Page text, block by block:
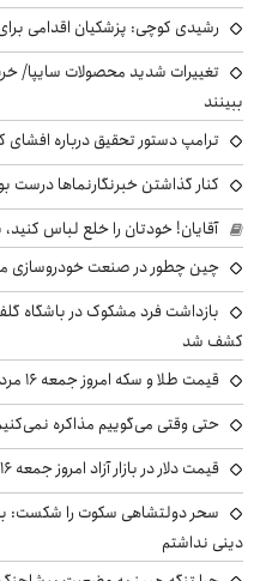
رشیدی کوچی: پزشکیان اقدامی
ببینند
ترامپ دستور تحقیق درباره افشای
کنار گذاشتن خبرنگارنماها درست
آقایان! خودتان را خلع لباس
چین چطور در صنعت خودروسازی
بازداشت فرد مشکوک در باشگاه
کشف شد
قیمت طلا و سکه امروز جمعه ۱۶ مرداد ۱۴۰۵ +جدول
حتی وقتی می‌گوییم مذاکره
قیمت دلار در بازار آزاد امروز جمعه ۱۶ مرداد ۱۴۰۵/ قیمت‌ها ریخت؟ +جدول
سحر دولتشاهی سکوت را شکست:
دینی نداشتم